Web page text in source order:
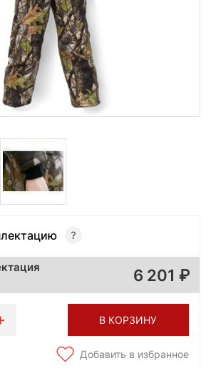
6 201
В КОРЗИНУ
Добавить в избранное